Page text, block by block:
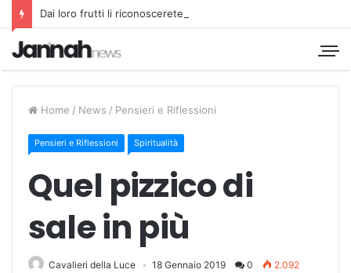
Dai loro frutti li riconoscerete
Home / News / Pensieri e Riflessioni
Pensieri e Riflessioni Spiritualità
Quel pizzico di
sale in più
Cavalieri della Luce 18 Gennaio 2019 0
2.092